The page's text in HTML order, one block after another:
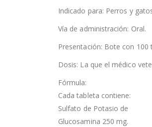
Indicado para: Perros y
Vía de administración: Oral.
Presentación: Bote con 100
Dosis: La que el médico
Fórmula:
Cada tableta contiene:
Sulfato de Potasio de
Glucosamina 250 mg.